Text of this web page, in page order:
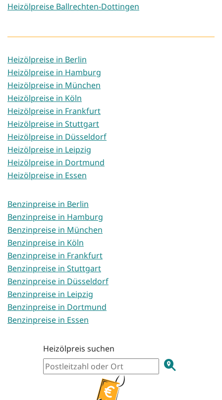
Heizölpreise Ballrechten-Dottingen
Heizölpreise in Berlin
Heizölpreise in Hamburg
Heizölpreise in München
Heizölpreise in Köln
Heizölpreise in Frankfurt
Heizölpreise in Stuttgart
Heizölpreise in Düsseldorf
Heizölpreise in Leipzig
Heizölpreise in Dortmund
Heizölpreise in Essen
Benzinpreise in Berlin
Benzinpreise in Hamburg
Benzinpreise in München
Benzinpreise in Köln
Benzinpreise in Frankfurt
Benzinpreise in Stuttgart
Benzinpreise in Düsseldorf
Benzinpreise in Leipzig
Benzinpreise in Dortmund
Benzinpreise in Essen
Heizölpreis suchen